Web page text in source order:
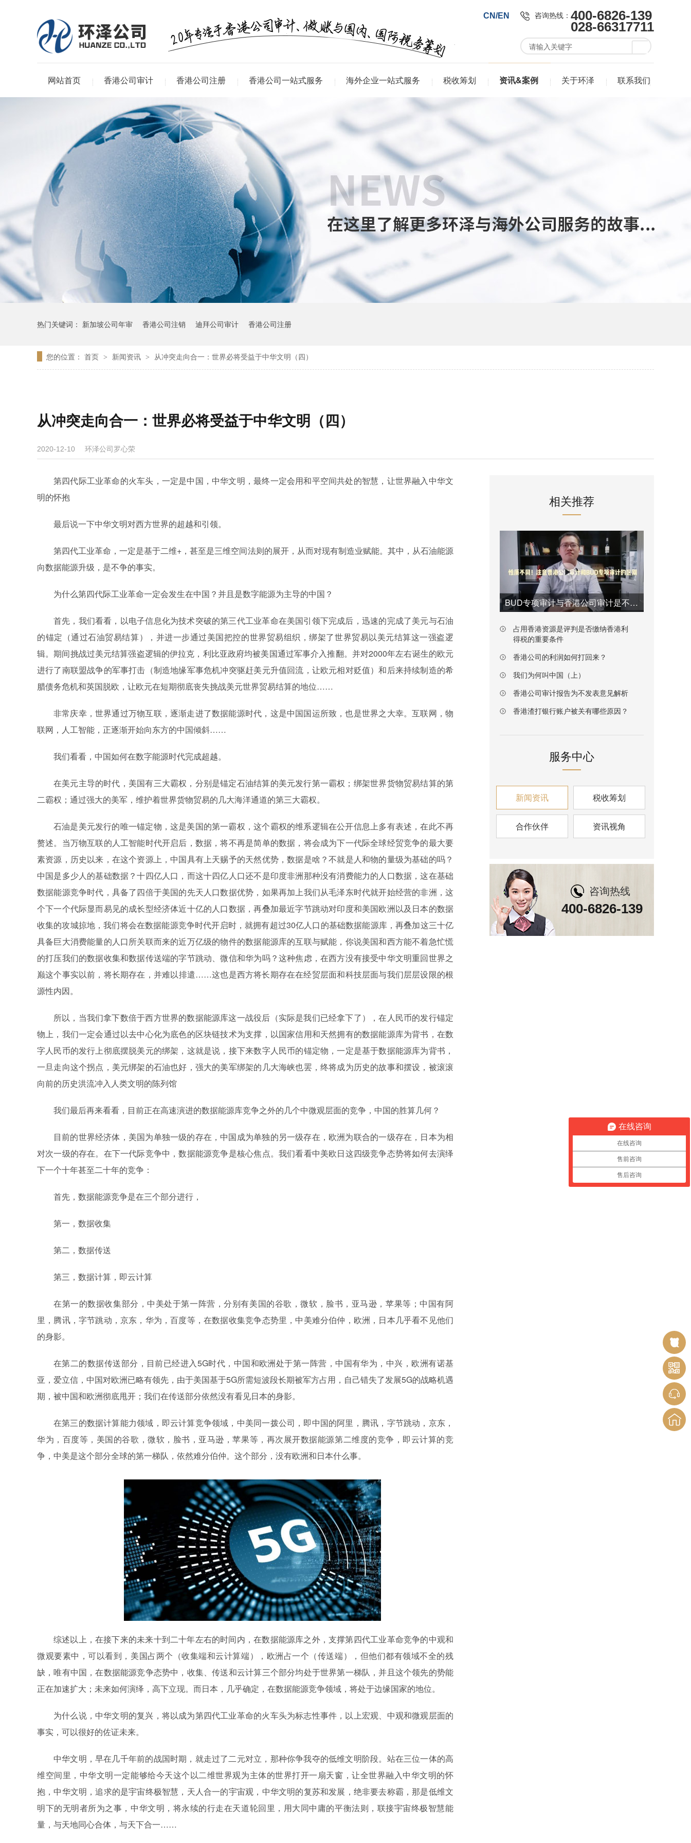
CN/EN 咨询热线： 400-6826-139
028-66317711
网站首页 香港公司审计 香港公司注册 香港公司一站式服务 海外企业一站式服务 税收筹划 资讯&案例 关于环泽 联系我们
热门关键词： 新加坡公司年审 香港公司注销 迪拜公司审计 香港公司注册
您的位置： 首页 > 新闻资讯 > 从冲突走向合一：世界必将受益于中华文明（四）
从冲突走向合一：世界必将受益于中华文明（四）
2020-12-10 环泽公司罗心荣
第四代际工业革命的火车头，一定是中国，中华文明，最终一定会用和平空间共处的智慧，让世界融入中华文
明的怀抱
最后说一下中华文明对西方世界的超越和引领。
第四代工业革命，一定是基于二维+，甚至是三维空间法则的展开，从而对现有制造业赋能。其中，从石油能源
向数据能源升级，是不争的事实。
为什么第四代际工业革命一定会发生在中国？并且是数字能源为主导的中国？
首先，我们看看，以电子信息化为技术突破的第三代工业革命在美国引领下完成后，迅速的完成了美元与石油
的锚定（通过石油贸易结算），并进一步通过美国把控的世界贸易组织，绑架了世界贸易以美元结算这一强盗逻
辑。期间挑战过美元结算强盗逻辑的伊拉克，利比亚政府均被美国通过军事介入推翻。并对2000年左右诞生的欧元
进行了南联盟战争的军事打击（制造地缘军事危机冲突驱赶美元升值回流，让欧元相对贬值）和后来持续制造的希
腊债务危机和英国脱欧，让欧元在短期彻底丧失挑战美元世界贸易结算的地位……
非常庆幸，世界通过万物互联，逐渐走进了数据能源时代，这是中国国运所致，也是世界之大幸。互联网，物
联网，人工智能，正逐渐开始向东方的中国倾斜……
我们看看，中国如何在数字能源时代完成超越。
在美元主导的时代，美国有三大霸权，分别是锚定石油结算的美元发行第一霸权；绑架世界货物贸易结算的第
二霸权；通过强大的美军，维护着世界货物贸易的几大海洋通道的第三大霸权。
石油是美元发行的唯一锚定物，这是美国的第一霸权，这个霸权的维系逻辑在公开信息上多有表述，在此不再
赘述。当万物互联的人工智能时代开启后，数据，将不再是简单的数据，将会成为下一代际全球经贸竞争的最大要
素资源，历史以来，在这个资源上，中国具有上天赐予的天然优势，数据是啥？不就是人和物的量级为基础的吗？
中国是多少人的基础数据？十四亿人口，而这十四亿人口还不是印度非洲那种没有消费能力的人口数据，这在基础
数据能源竞争时代，具备了四倍于美国的先天人口数据优势，如果再加上我们从毛泽东时代就开始经营的非洲，这
个下一个代际显而易见的成长型经济体近十亿的人口数据，再叠加最近字节跳动对印度和美国欧洲以及日本的数据
收集的攻城掠地，我们将会在数据能源竞争时代开启时，就拥有超过30亿人口的基础数据能源库，再叠加这三十亿
具备巨大消费能量的人口所关联而来的近万亿级的物件的数据能源库的互联与赋能，你说美国和西方能不着急忙慌
的打压我们的数据收集和数据传送端的字节跳动、微信和华为吗？这种焦虑，在西方没有接受中华文明重回世界之
巅这个事实以前，将长期存在，并难以排遣……这也是西方将长期存在在经贸层面和科技层面与我们层层设限的根
源性内因。
所以，当我们拿下数倍于西方世界的数据能源库这一战役后（实际是我们已经拿下了），在人民币的发行锚定
物上，我们一定会通过以去中心化为底色的区块链技术为支撑，以国家信用和天然拥有的数据能源库为背书，在数
字人民币的发行上彻底摆脱美元的绑架，这就是说，接下来数字人民币的锚定物，一定是基于数据能源库为背书，
一旦走向这个拐点，美元绑架的石油也好，强大的美军绑架的几大海峡也罢，终将成为历史的故事和摆设，被滚滚
向前的历史洪流冲入人类文明的陈列馆
我们最后再来看看，目前正在高速演进的数据能源库竞争之外的几个中微观层面的竞争，中国的胜算几何？
目前的世界经济体，美国为单独一级的存在，中国成为单独的另一级存在，欧洲为联合的一级存在，日本为相
对次一级的存在。 在下一代际竞争中，数据能源竞争是核心焦点。我们看看中美欧日这四级竞争态势将如何去演绎
下一个十年甚至二十年的竞争：
首先，数据能源竞争是在三个部分进行，
第一，数据收集
第二，数据传送
第三，数据计算，即云计算
在第一的数据收集部分，中美处于第一阵营，分别有美国的谷歌，微软，脸书，亚马逊，苹果等；中国有阿
里，腾讯，字节跳动，京东，华为，百度等，在数据收集竞争态势里，中美难分伯仲，欧洲，日本几乎看不见他们
的身影。
在第二的数据传送部分，目前已经进入5G时代，中国和欧洲处于第一阵营，中国有华为，中兴，欧洲有诺基
亚，爱立信，中国对欧洲已略有领先，由于美国基于5G所需短波段长期被军方占用，自己错失了发展5G的战略机遇
期，被中国和欧洲彻底甩开；我们在传送部分依然没有看见日本的身影。
在第三的数据计算能力领域，即云计算竞争领域，中美同一拨公司，即中国的阿里，腾讯，字节跳动，京东，
华为，百度等，美国的谷歌，微软，脸书，亚马逊，苹果等，再次展开数据能源第二维度的竞争，即云计算的竞
争，中美是这个部分全球的第一梯队，依然难分伯仲。这个部分，没有欧洲和日本什么事。
综述以上，在接下来的未来十到二十年左右的时间内，在数据能源库之外，支撑第四代工业革命竞争的中观和
微观要素中，可以看到，美国占两个（收集端和云计算端），欧洲占一个（传送端），但他们都有领域不全的残
缺，唯有中国，在数据能源竞争态势中，收集、传送和云计算三个部分均处于世界第一梯队，并且这个领先的势能
正在加速扩大；未来如何演绎，高下立现。而日本，几乎确定，在数据能源竞争领域，将处于边缘国家的地位。
为什么说，中华文明的复兴，将以成为第四代工业革命的火车头为标志性事件，以上宏观、中观和微观层面的
事实，可以很好的佐证未来。
中华文明，早在几千年前的战国时期，就走过了二元对立，那种你争我夺的低维文明阶段。站在三位一体的高
维空间里，中华文明一定能够给今天这个以二维世界观为主体的世界打开一扇天窗，让全世界融入中华文明的怀
抱，中华文明，追求的是宇宙终极智慧，天人合一的宇宙观，中华文明的复苏和发展，绝非要去称霸，那是低维文
明下的无明者所为之事，中华文明，将永续的行走在天道轮回里，用大同中庸的平衡法则，联接宇宙终极智慧能
量，与天地同心合体，与天下合一……
相关推荐
BUD专项审计与香港公司审计是不一样的
占用香港资源是评判是否缴纳香港利
得税的重要条件
香港公司的利润如何打回来？
我们为何叫中国（上）
香港公司审计报告为不发表意见解析
香港渣打银行账户被关有哪些原因？
服务中心
新闻资讯 税收筹划
合作伙伴 资讯视角
咨询热线
400-6826-139
在线咨询
在线咨询
售前咨询
售后咨询